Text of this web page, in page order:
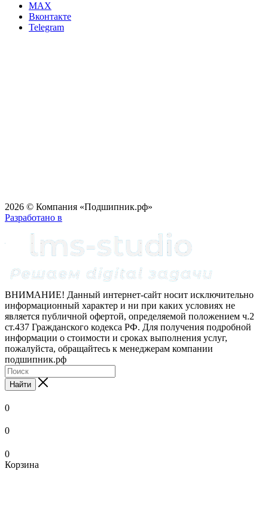
MAX
Вконтакте
Telegram
2026 © Компания «Подшипник.рф»
Разработано в
ВНИМАНИЕ! Данный интернет-сайт носит исключительно
информационный характер и ни при каких условиях не
является публичной офертой, определяемой положением ч.2
ст.437 Гражданского кодекса РФ. Для получения подробной
информации о стоимости и сроках выполнения услуг,
пожалуйста, обращайтесь к менеджерам компании
подшипник.рф
Найти
0
0
0
Корзина